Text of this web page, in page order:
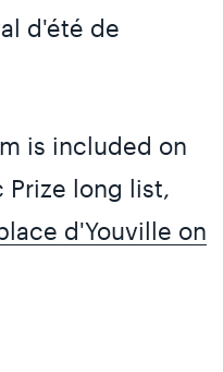
d'été de
is included on
Prize long list,
d'Youville on